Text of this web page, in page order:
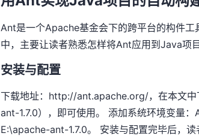
Ant是一个Apache基金会下的跨平台的构件
中，主要让读者熟悉怎样将Ant应用到Java项
安装与配置
下载地址：http://ant.apache.org/，在本文中
ant-1.7.0），即可使用。 添加系统环境变量
E:\apache-ant-1.7.0。 安装与配置完毕后，